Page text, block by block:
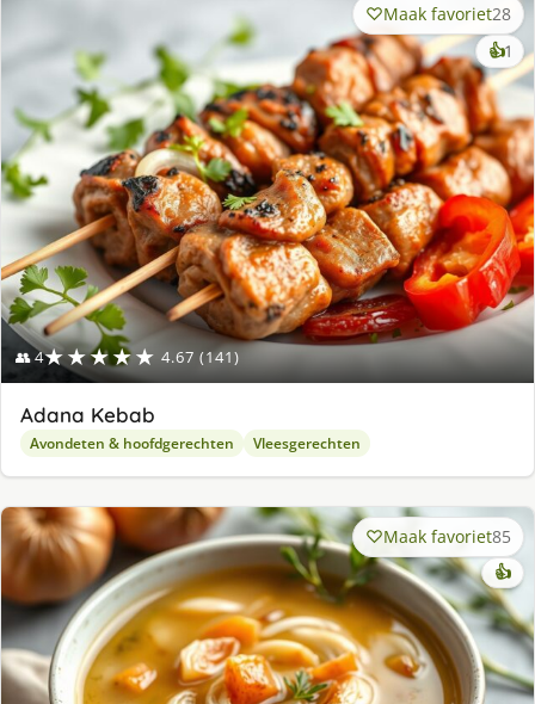
👥 4★★★★★ 4.67 (141)
Maak favoriet28
👍1
Adana Kebab
Avondeten & hoofdgerechten Vleesgerechten
Maak favoriet85
👍